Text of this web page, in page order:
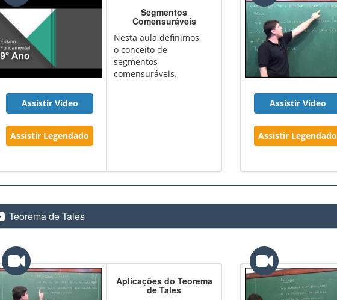
Assistir Vídeo
Assistir Legendado
Segmentos
Comensuráveis
Nesta aula definimos
o conceito de
segmentos
comensuráveis.
Assistir Vídeo
Assistir Legendado
Teorema de Tales
Aplicações do Teorema
de Tales